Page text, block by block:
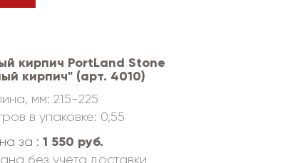
кирпич PortLand Stone
кирпич" (арт. 4010)
мм: 215-225
в упаковке: 0,55
за : 1 550 руб.
без учёта доставки